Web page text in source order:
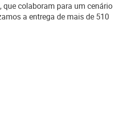
colaboram para um cenário
a entrega de mais de 510